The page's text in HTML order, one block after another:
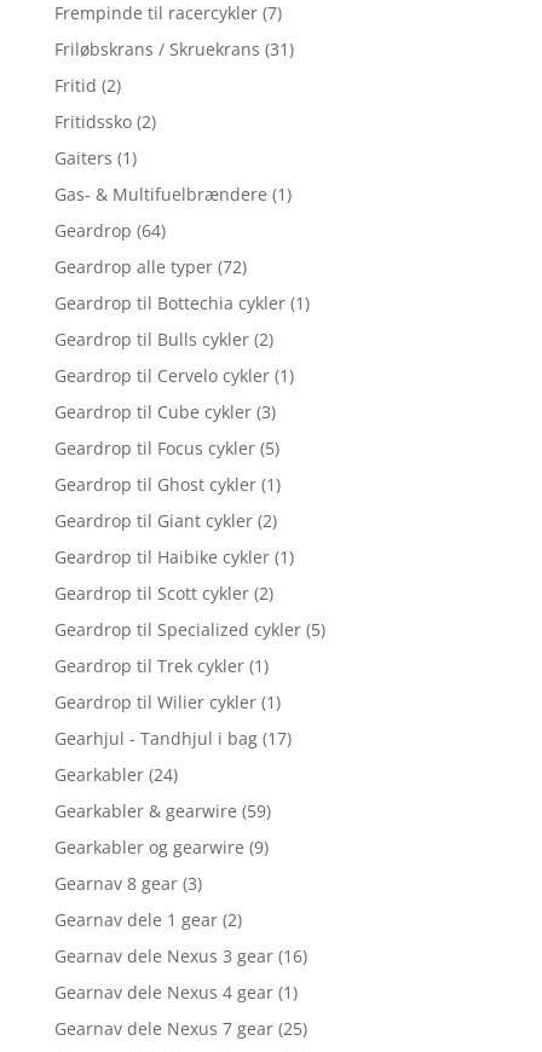
Frempinde til racercykler (7)
Friløbskrans / Skruekrans (31)
Fritid (2)
Fritidssko (2)
Gaiters (1)
Gas- & Multifuelbrændere (1)
Geardrop (64)
Geardrop alle typer (72)
Geardrop til Bottechia cykler (1)
Geardrop til Bulls cykler (2)
Geardrop til Cervelo cykler (1)
Geardrop til Cube cykler (3)
Geardrop til Focus cykler (5)
Geardrop til Ghost cykler (1)
Geardrop til Giant cykler (2)
Geardrop til Haibike cykler (1)
Geardrop til Scott cykler (2)
Geardrop til Specialized cykler (5)
Geardrop til Trek cykler (1)
Geardrop til Wilier cykler (1)
Gearhjul - Tandhjul i bag (17)
Gearkabler (24)
Gearkabler & gearwire (59)
Gearkabler og gearwire (9)
Gearnav 8 gear (3)
Gearnav dele 1 gear (2)
Gearnav dele Nexus 3 gear (16)
Gearnav dele Nexus 4 gear (1)
Gearnav dele Nexus 7 gear (25)